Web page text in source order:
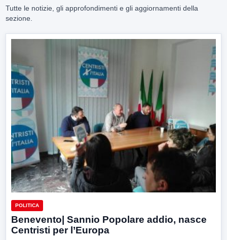
Tutte le notizie, gli approfondimenti e gli aggiornamenti della
sezione.
POLITICA
Benevento| Sannio Popolare addio, nasce
Centristi per l’Europa